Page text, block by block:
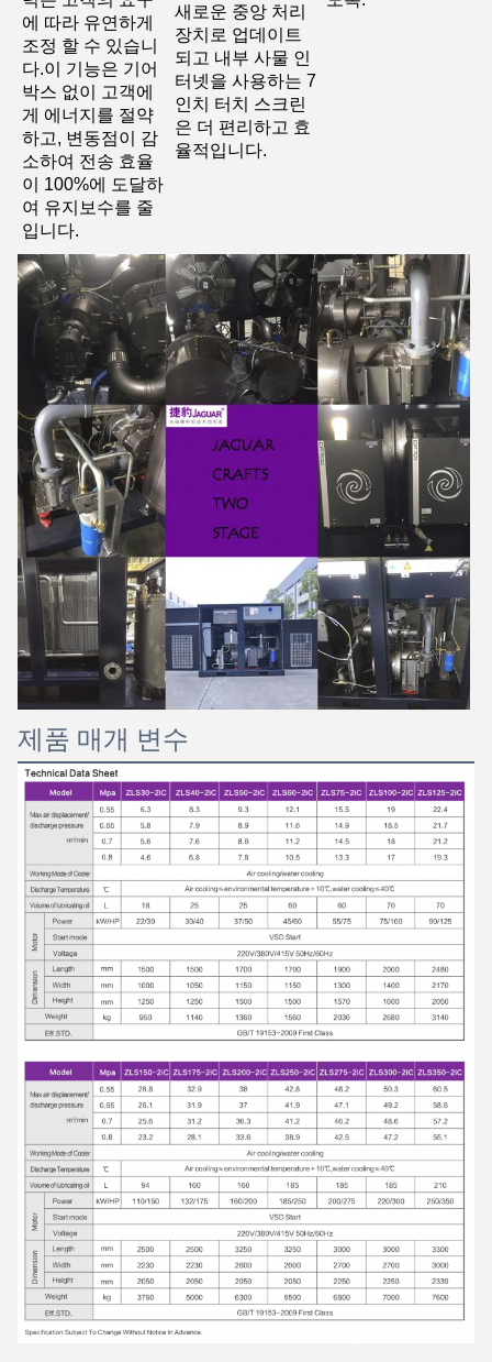
에 따라 유연하게
조정 할 수 있습니
다.이 기능은 기어
박스 없이 고객에
게 에너지를 절약
하고, 변동점이 감
소하여 전송 효율
이 100%에 도달하
여 유지보수를 줄
입니다.
새로운 중앙 처리
장치로 업데이트
되고 내부 사물 인
터넷을 사용하는 7
인치 터치 스크린
은 더 편리하고 효
율적입니다.
제품 매개 변수